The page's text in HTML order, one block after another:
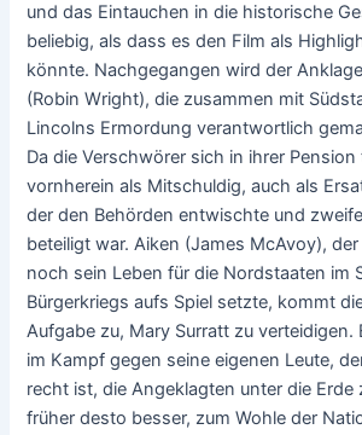
und das Eintauchen in die historische
beliebig, als dass es den Film als
könnte. Nachgegangen wird der
(Robin Wright), die zusammen mit
Lincolns Ermordung verantwortlich
Da die Verschwörer sich in ihrer
vornherein als Mitschuldig, auch als
der den Behörden entwischte und
beteiligt war. Aiken (James McAvoy),
noch sein Leben für die Nordstaaten im
Bürgerkriegs aufs Spiel setzte, kommt
Aufgabe zu, Mary Surratt zu verteidigen.
im Kampf gegen seine eigenen Leute,
recht ist, die Angeklagten unter die Erde
früher desto besser, zum Wohle der